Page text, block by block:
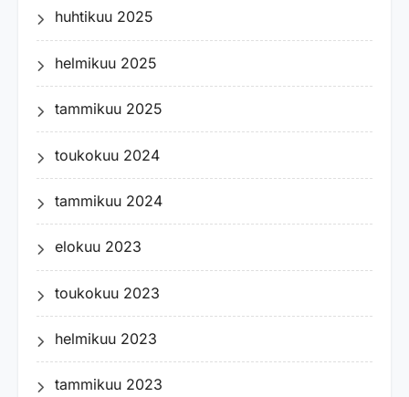
huhtikuu 2025
helmikuu 2025
tammikuu 2025
toukokuu 2024
tammikuu 2024
elokuu 2023
toukokuu 2023
helmikuu 2023
tammikuu 2023